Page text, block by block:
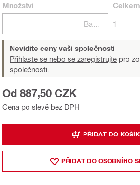
Množství Celkem
1
Nevidíte ceny vaší společnosti
Přihlaste se nebo se zaregistrujte pro
společnosti.
Cena po slevě bez DPH
Od 887,50 CZK
PŘIDAT DO
PŘIDAT DO OSOBNÍHO